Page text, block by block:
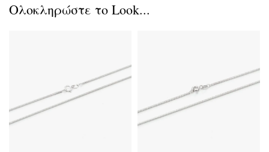
Ολοκληρώστε το Look...